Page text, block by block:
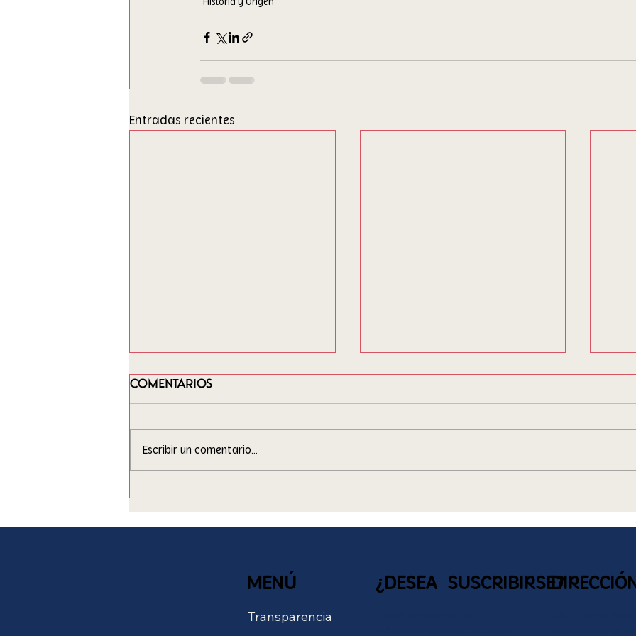
Historia y Origen
Entradas recientes
contamos
NOSAREÑAS
Comentarios
Escribir un comentario...
MENÚ
Transparencia
¿DESEA SUSCRIBIRSE?